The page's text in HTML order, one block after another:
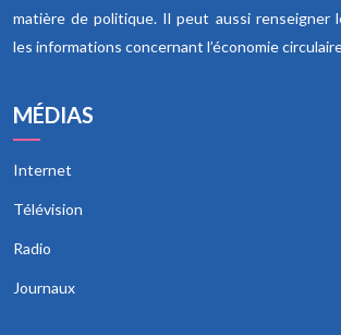
matière de politique. Il peut aussi renseigner
les informations concernant l’économie
MÉDIAS
Internet
Télévision
Radio
Journaux